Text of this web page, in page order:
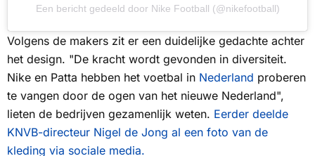
Een bericht gedeeld door Nike Football (@nikefootball)
Volgens de makers zit er een duidelijke gedachte achter
het design. "De kracht wordt gevonden in diversiteit.
Nike en Patta hebben het voetbal in Nederland proberen
te vangen door de ogen van het nieuwe Nederland",
lieten de bedrijven gezamenlijk weten. Eerder deelde
KNVB-directeur Nigel de Jong al een foto van de
kleding via sociale media.